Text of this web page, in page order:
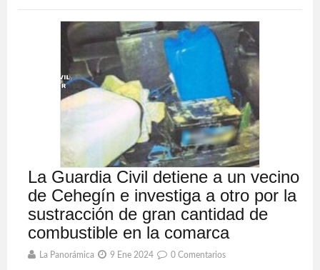
La Guardia Civil detiene a un vecino
de Cehegín e investiga a otro por la
sustracción de gran cantidad de
combustible en la comarca
La Panorámica 9 Ene 2024 0 Comentarios